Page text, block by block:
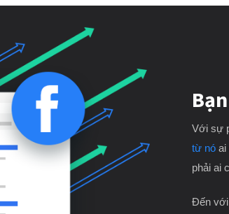
Với sự
từ nó ai
phải ai
Đến với